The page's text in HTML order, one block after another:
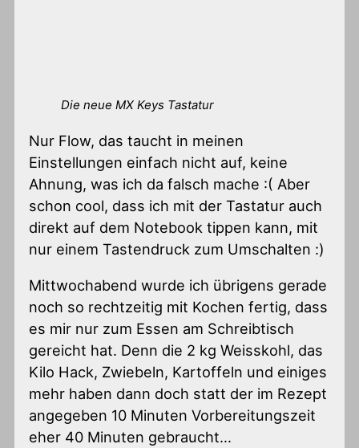
Die neue MX Keys Tastatur
Nur Flow, das taucht in meinen
Einstellungen einfach nicht auf, keine
Ahnung, was ich da falsch mache :( Aber
schon cool, dass ich mit der Tastatur auch
direkt auf dem Notebook tippen kann, mit
nur einem Tastendruck zum Umschalten :)
Mittwochabend wurde ich übrigens gerade
noch so rechtzeitig mit Kochen fertig, dass
es mir nur zum Essen am Schreibtisch
gereicht hat. Denn die 2 kg Weisskohl, das
Kilo Hack, Zwiebeln, Kartoffeln und einiges
mehr haben dann doch statt der im Rezept
angegeben 10 Minuten Vorbereitungszeit
eher 40 Minuten gebraucht…